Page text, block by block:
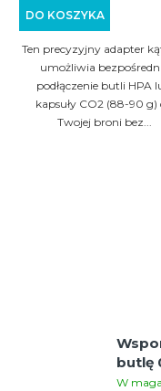
DO KOSZYKA
Ten precyzyjny adapter
umożliwia
podłączenie butli HPA
kapsuły CO2 (88-90 g)
Twojej broni bez...
butlę
W